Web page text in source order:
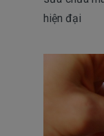
hiện đại